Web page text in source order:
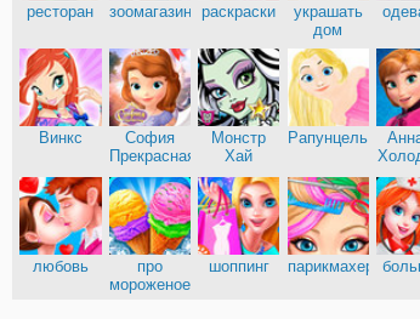
ресторан зоомагазин раскраски
украшать
дом
Винкс
София
Прекрасная
Монстр
Хай
Рапунцель
любовь
про
мороженое
шоппинг парикмахерские